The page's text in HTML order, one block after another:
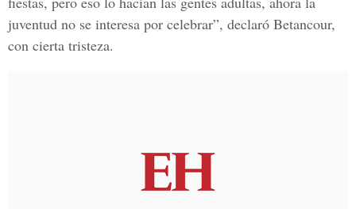
juventud no se interesa por celebrar”, declaró Betancour,
con cierta tristeza.